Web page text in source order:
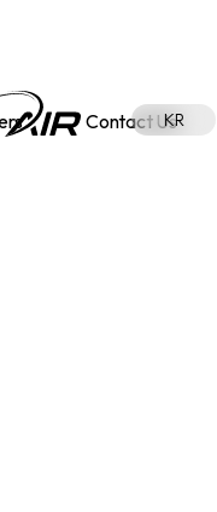
KR
Contact Us